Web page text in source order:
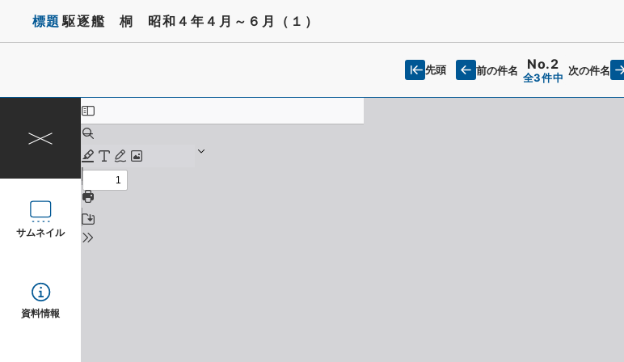
標題 駆逐艦 桐 昭和４年４月～６月（１）
先頭 前の件名 No.2
全3件中
次の件名
サムネイル
資料情報